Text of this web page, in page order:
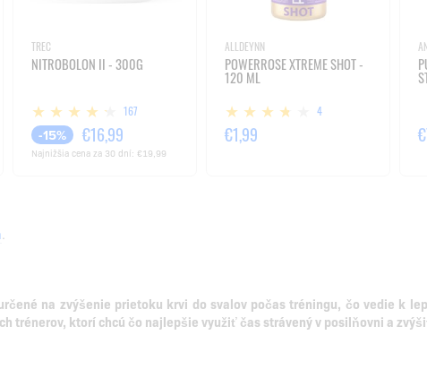
TREC
NITROBOLON II - 300G
167
-15% €16,99
Najnižšia cena za 30 dní: €19,99
ALLDEYNN
POWERROSE XTREME SHOT -
120 ML
4
€1,99
na zvýšenie prietoku krvi do svalov počas tréningu, čo vedie k
trénerov, ktorí chcú čo najlepšie využiť čas strávený v posilňovni a